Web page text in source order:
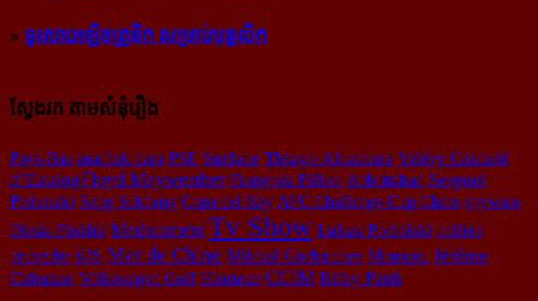
» ទូរសាអេឡិចត្រូនិក សម្រាប់បុគ្គលិក
ស្វែងរក តាមសំនុំរឿង
Pays-Bas anachak dara PSE Surface Thiago Alcantara Valéry Giscard
d’Estaing​Floyd Mayweather François Fillon Abbottabad Sergueï
Polonski Seng Sokheng Copa del Rey AFC Challenge-Cup ​ Chine spyware
Olesia Plokhii Medicament Tv Show Lukas Podolski collère
proverbe iOS Mer de Chine Mikhaïl Gorbatchev Mouscou Jérôme
Cahuzac Volkswagen Golf Hauteur CCIM Rithy Panh